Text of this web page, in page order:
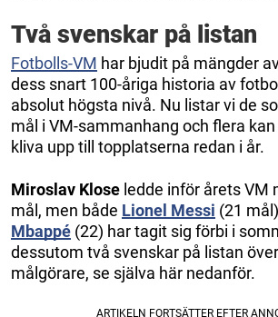
Två svenskar på listan
Fotbolls-VM har bjudit på mängder
dess snart 100-åriga historia av
absolut högsta nivå. Nu listar vi de
mål i VM-sammanhang och flera
kliva upp till topplatserna redan i år.
Miroslav Klose ledde inför årets VM
mål, men både Lionel Messi (21
Mbappé (22) har tagit sig förbi i
dessutom två svenskar på listan
målgörare, se själva här nedanför.